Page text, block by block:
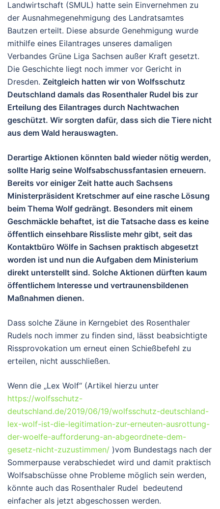
Landwirtschaft (SMUL) hatte sein Einvernehmen zu
der Ausnahmegenehmigung des Landratsamtes
Bautzen erteilt. Diese absurde Genehmigung wurde
mithilfe eines Eilantrages unseres damaligen
Verbandes Grüne Liga Sachsen außer Kraft gesetzt.
Die Geschichte liegt noch immer vor Gericht in
Dresden. Zeitgleich hatten wir von Wolfsschutz
Deutschland damals das Rosenthaler Rudel bis zur
Erteilung des Eilantrages durch Nachtwachen
geschützt. Wir sorgten dafür, dass sich die Tiere nicht
aus dem Wald herauswagten.
Derartige Aktionen könnten bald wieder nötig werden,
sollte Harig seine Wolfsabschussfantasien erneuern.
Bereits vor einiger Zeit hatte auch Sachsens
Ministerpräsident Kretschmer auf eine rasche Lösung
beim Thema Wolf gedrängt. Besonders mit einem
Geschmäckle behaftet, ist die Tatsache dass es keine
öffentlich einsehbare Rissliste mehr gibt, seit das
Kontaktbüro Wölfe in Sachsen praktisch abgesetzt
worden ist und nun die Aufgaben dem Ministerium
direkt unterstellt sind. Solche Aktionen dürften kaum
öffentlichem Interesse und vertraunensbildenen
Maßnahmen dienen.
Dass solche Zäune in Kerngebiet des Rosenthaler
Rudels noch immer zu finden sind, lässt beabsichtigte
Rissprovokation um erneut einen Schießbefehl zu
erteilen, nicht ausschließen.
Wenn die „Lex Wolf“ (Artikel hierzu unter
https://wolfsschutz-
deutschland.de/2019/06/19/wolfsschutz-deutschland-
lex-wolf-ist-die-legitimation-zur-erneuten-ausrottung-
der-woelfe-aufforderung-an-abgeordnete-dem-
gesetz-nicht-zuzustimmen/ )vom Bundestags nach der
Sommerpause verabschiedet wird und damit praktisch
Wolfsabschüsse ohne Probleme möglich sein werden,
könnte auch das Rosenthaler Rudel bedeutend
einfacher als jetzt abgeschossen werden.